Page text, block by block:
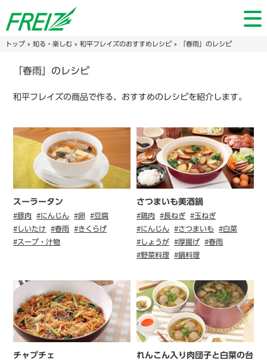
トップ» 知る・楽しむ» 和平フレイズのおすすめレシピ» 「春雨」のレシピ
「春雨」のレシピ
和平フレイズの商品で作る、おすすめのレシピを紹介します。
スーラータン
#豚肉 #にんじん #卵
#豆腐
#しいたけ
#春雨
#きくらげ
#スープ・汁物
さつまいも美酒鍋
#鶏肉 #長ねぎ
#玉ねぎ
#にんじん
#さつまいも
#白菜
#しょうが
#厚揚げ
#春雨
#野菜料理
#鍋料理
チャプチェ
れんこん入り肉団子と白菜の台